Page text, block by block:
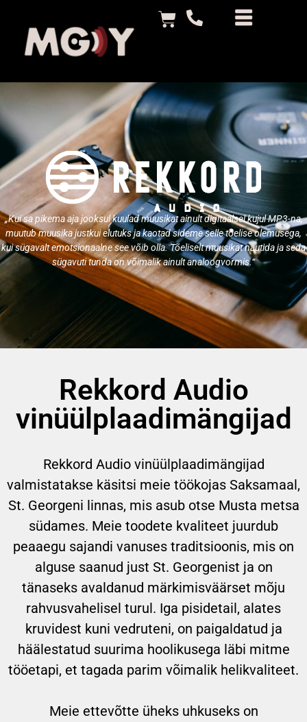
„Kui sa pikema aja jooksul kuulad muusikat ainult digitaalsel kujul MP3-na,
muutub muusika justkui elutuks ja kaotad sideme selle tõelise olemusega,
kui sügavalt emotsionaalne see võib olla. Tõeliselt muusikat nautida ja seda
sügavuti tunda on võimalik ainult analoogvormis.“
Rekkord Audio
vinüülplaadimängijad
Rekkord Audio vinüülplaadimängijad
valmistatakse käsitsi meie töökojas Saksamaal,
St. Georgeni linnas, mis asub otse Musta metsa
südames. Meie toodete kvaliteet juurdub
peaaegu sajandi vanuses traditsioonis, mis on
alguse saanud just St. Georgenist ja on
tänaseks avaldanud märkimisväärset mõju
rahvusvahelisel turul. Iga pisidetail, alates
kruvidest kuni vedruteni, on paigaldatud ja
häälestatud suurima hoolikusega läbi mitme
tööetapi, et tagada parim võimalik helikvaliteet.
Meie ettevõtte üheks uhkuseks on